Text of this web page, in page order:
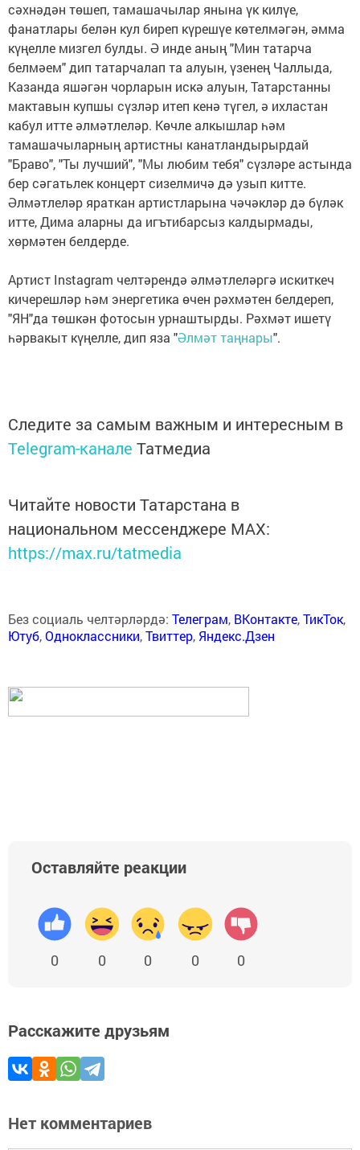
сәхнәдән төшеп, тамашачылар янына үк килүе,
фанатлары белән кул биреп күрешүе көтелмәгән, әмма
күңелле мизгел булды. Ә инде аның "Мин татарча
белмәем" дип татарчалап та алуын, үзенең Чаллыда,
Казанда яшәгән чорларын искә алуын, Татарстанны
мактавын купшы сүзләр итеп кенә түгел, ә ихластан
кабул итте әлмәтлеләр. Көчле алкышлар һәм
тамашачыларның артистны канатландырырдай
"Браво", "Ты лучший", "Мы любим тебя" сүзләре астында
бер сәгатьлек концерт сизелмичә дә узып китте.
Әлмәтлеләр яраткан артистларына чәчәкләр дә бүләк
итте, Дима аларны да игътибарсыз калдырмады,
хөрмәтен белдерде.
Артист Instagram челтәрендә әлмәтлеләргә искиткеч
кичерешләр һәм энергетика өчен рәхмәтен белдереп,
"ЯН"да төшкән фотосын урнаштырды. Рәхмәт ишетү
һәрвакыт күңелле, дип яза "Әлмәт таңнары".
Следите за самым важным и интересным в
Telegram-канале Татмедиа
Читайте новости Татарстана в
национальном мессенджере MАХ:
https://max.ru/tatmedia
Без социаль челтәрләрдә: Телеграм, ВКонтакте,ТикТок,
Ютуб,Одноклассники,Твиттер, Яндекс.Дзен
Оставляйте реакции
0 0 0 0 0
Расскажите друзьям
Нет комментариев